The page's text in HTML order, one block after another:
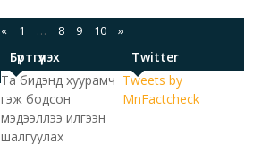
« 1 … 8 9 10 »
Бүртгүүлэх
Та бидэнд хуурамч
гэж бодсон
мэдээллээ илгээн
шалгуулах
Twitter
Tweets by
MnFactcheck